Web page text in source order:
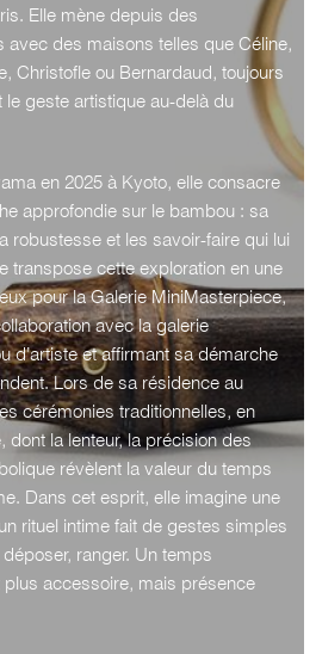
Elle mène depuis des
avec des maisons telles que Céline,
Christofle ou Bernardaud, toujours
le geste artistique au-delà du
en 2025 à Kyoto, elle consacre
approfondie sur le bambou : sa
robustesse et les savoir-faire qui lui
transpose cette exploration en une
pour la Galerie MiniMasterpiece,
avec la galerie
d’artiste et affirmant sa démarche
Lors de sa résidence au
cérémonies traditionnelles, en
dont la lenteur, la précision des
révèlent la valeur du temps
Dans cet esprit, elle imagine une
rituel intime fait de gestes simples
ranger. Un temps
plus accessoire, mais présence